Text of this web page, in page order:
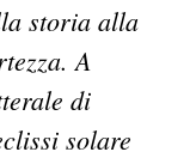
storia alla
A
di
solare